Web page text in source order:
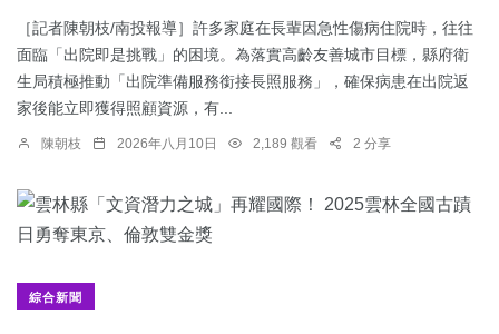
［記者陳朝枝/南投報導］許多家庭在長輩因急性傷病住院時，往往
面臨「出院即是挑戰」的困境。為落實高齡友善城市目標，縣府衛
生局積極推動「出院準備服務銜接長照服務」，確保病患在出院返
家後能立即獲得照顧資源，有...
陳朝枝 2026年八月10日 2,189 觀看 2 分享
綜合新聞